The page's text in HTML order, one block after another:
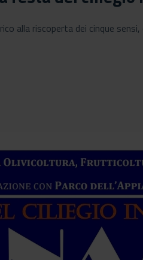
alla riscoperta dei cinque